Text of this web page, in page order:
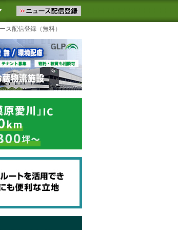
します。物流ニュースメール配信を登録す
加 よく見るテーマ
ス配信登録（無料）